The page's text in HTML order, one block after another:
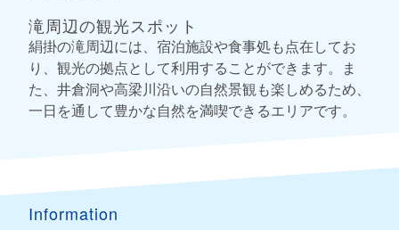
滝周辺の観光スポット
絹掛の滝周辺には、宿泊施設や食事処も点在してお
り、観光の拠点として利用することができます。ま
た、井倉洞や高梁川沿いの自然景観も楽しめるため、
一日を通して豊かな自然を満喫できるエリアです。
Information